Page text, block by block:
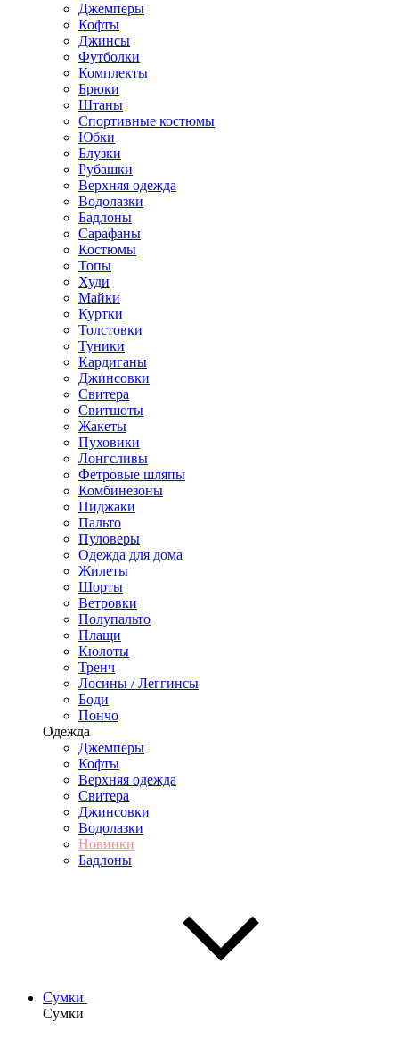
Джемперы
Кофты
Джинсы
Футболки
Комплекты
Брюки
Штаны
Спортивные костюмы
Юбки
Блузки
Рубашки
Верхняя одежда
Водолазки
Бадлоны
Сарафаны
Костюмы
Топы
Худи
Майки
Куртки
Толстовки
Туники
Кардиганы
Джинсовки
Свитера
Свитшоты
Жакеты
Пуховики
Лонгсливы
Фетровые шляпы
Комбинезоны
Пиджаки
Пальто
Пуловеры
Одежда для дома
Жилеты
Шорты
Ветровки
Полупальто
Плащи
Кюлоты
Тренч
Лосины / Леггинсы
Боди
Пончо
Одежда
Джемперы
Кофты
Верхняя одежда
Свитера
Джинсовки
Водолазки
Новинки
Бадлоны
Сумки
Сумки